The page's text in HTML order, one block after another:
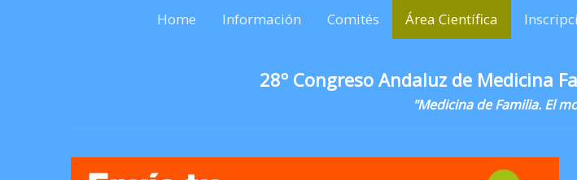
Home Información Comités Área Científica
28º Congreso Andaluz de Medicina
"Medicina de Familia. El